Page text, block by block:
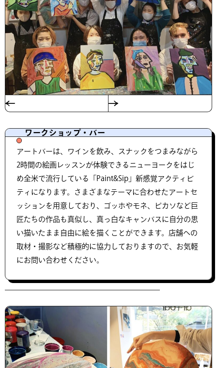
ワークショップ・バー
アートバーは、ワインを飲み、スナックをつまみながら
2時間の絵画レッスンが体験できるニューヨークをはじ
め全米で流行している「Paint&Sip」新感覚アクティビ
ティになります。さまざまなテーマに合わせたアートセ
ッションを用意しており、ゴッホやモネ、ピカソなど巨
匠たちの作品も真似し、真っ白なキャンバスに自分の思
い描いたまま自由に絵を描くことができます。店舗への
取材・撮影など積極的に協力しておりますので、お気軽
にお問い合わせください。